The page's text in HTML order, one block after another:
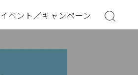
イベント／キャンペーン